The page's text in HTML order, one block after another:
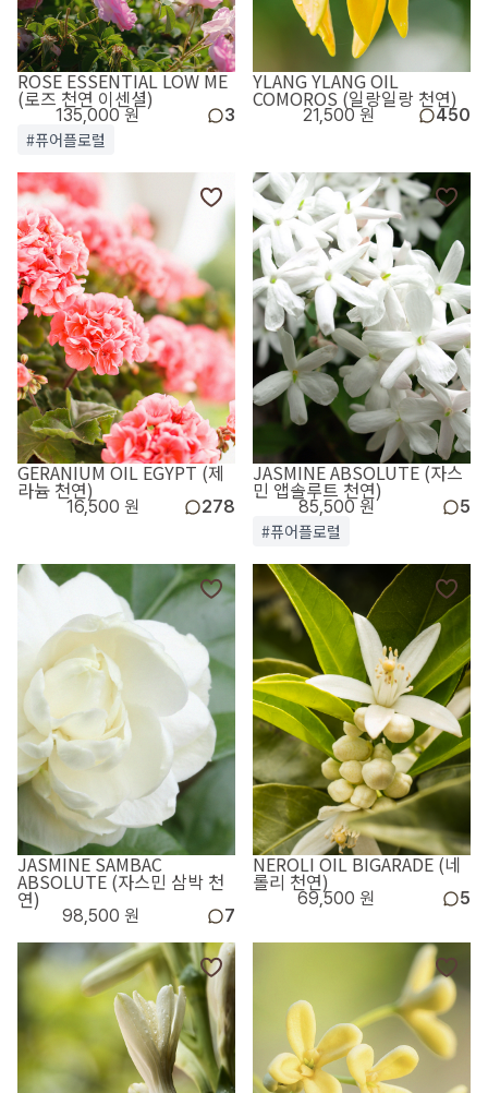
ROSE ESSENTIAL LOW ME
(로즈 천연 이센셜)
135,000 원 3
#퓨어플로럴
YLANG YLANG OIL
COMOROS (일랑일랑 천연)
21,500 원 450
GERANIUM OIL EGYPT (제
라늄 천연)
16,500 원 278
JASMINE ABSOLUTE (자스
민 앱솔루트 천연)
85,500 원 5
#퓨어플로럴
JASMINE SAMBAC
ABSOLUTE (자스민 삼박 천
연)
98,500 원 7
NEROLI OIL BIGARADE (네
롤리 천연)
69,500 원 5